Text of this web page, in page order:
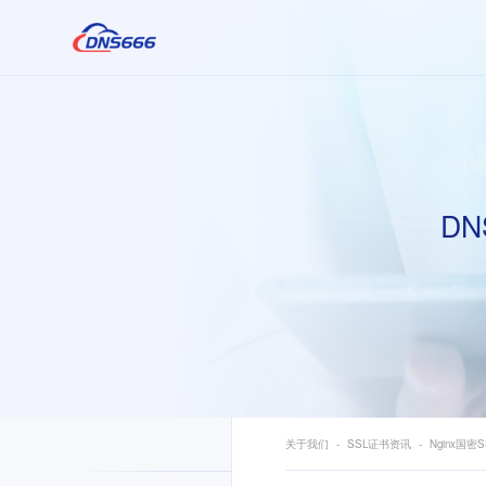
关于我们 SSL证书资讯 Nginx国密